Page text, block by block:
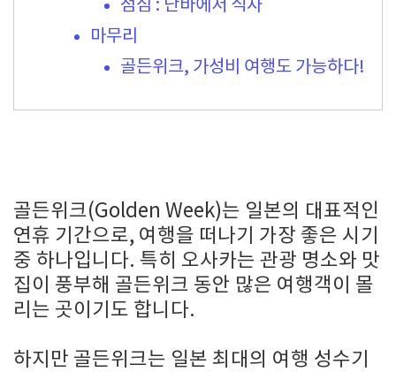
점심 : 난바에서 식사
마무리
골든위크, 가성비 여행도 가능하다!
골든위크(Golden Week)는 일본의 대표적인
연휴 기간으로, 여행을 떠나기 가장 좋은 시기
중 하나입니다. 특히 오사카는 관광 명소와 맛
집이 풍부해 골든위크 동안 많은 여행객이 몰
리는 곳이기도 합니다.
하지만 골든위크는 일본 최대의 여행 성수기